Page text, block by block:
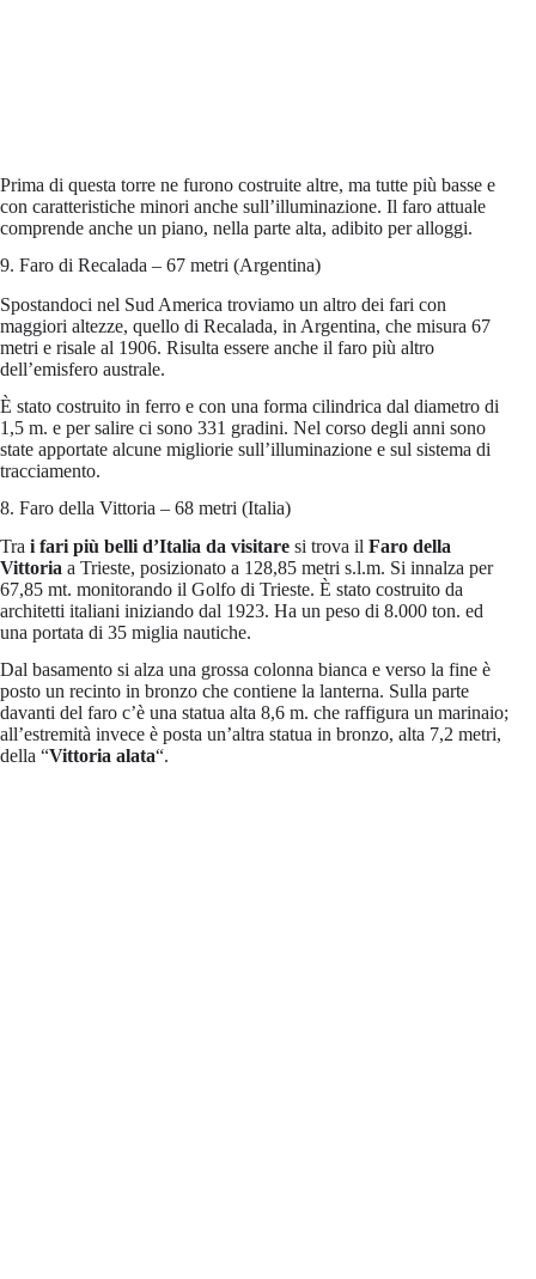
Prima di questa torre ne furono costruite altre, ma tutte più basse e
con caratteristiche minori anche sull’illuminazione. Il faro attuale
comprende anche un piano, nella parte alta, adibito per alloggi.
9. Faro di Recalada – 67 metri (Argentina)
Spostandoci nel Sud America troviamo un altro dei fari con
maggiori altezze, quello di Recalada, in Argentina, che misura 67
metri e risale al 1906. Risulta essere anche il faro più altro
dell’emisfero australe.
È stato costruito in ferro e con una forma cilindrica dal diametro di
1,5 m. e per salire ci sono 331 gradini. Nel corso degli anni sono
state apportate alcune migliorie sull’illuminazione e sul sistema di
tracciamento.
8. Faro della Vittoria – 68 metri (Italia)
Tra i fari più belli d’Italia da visitare si trova il Faro della
Vittoria a Trieste, posizionato a 128,85 metri s.l.m. Si innalza per
67,85 mt. monitorando il Golfo di Trieste. È stato costruito da
architetti italiani iniziando dal 1923. Ha un peso di 8.000 ton. ed
una portata di 35 miglia nautiche.
Dal basamento si alza una grossa colonna bianca e verso la fine è
posto un recinto in bronzo che contiene la lanterna. Sulla parte
davanti del faro c’è una statua alta 8,6 m. che raffigura un marinaio;
all’estremità invece è posta un’altra statua in bronzo, alta 7,2 metri,
della “Vittoria alata“.